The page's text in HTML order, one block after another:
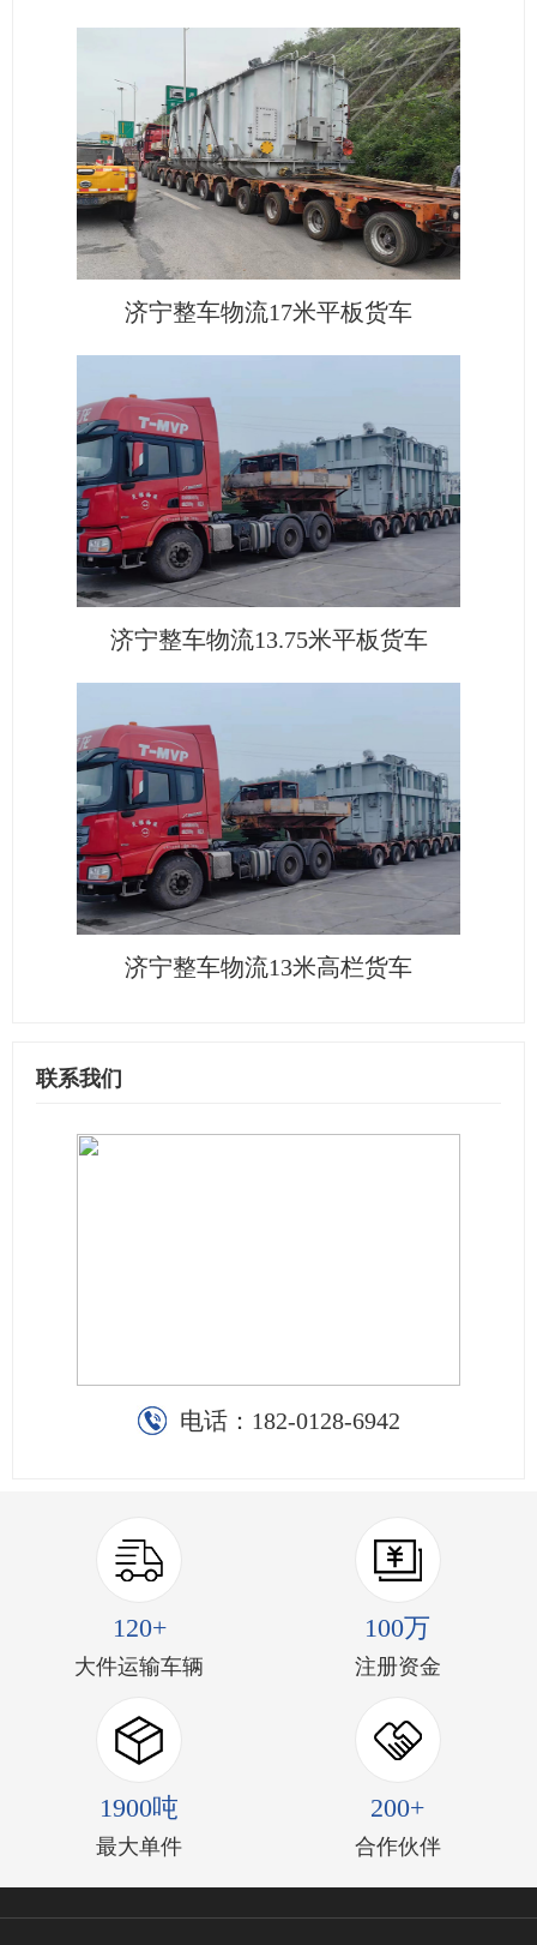
济宁整车物流17米平板货车
济宁整车物流13.75米平板货车
济宁整车物流13米高栏货车
联系我们
电话： 182-0128-6942
120+
大件运输车辆
100万
注册资金
1900吨
最大单件
200+
合作伙伴